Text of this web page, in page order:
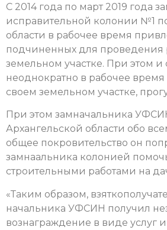
С 2014 года по март 2019 года
исправительной колонии №1
области в рабочее время
подчиненных для проведения
земельном участке. При этом
неоднократно в рабочее
своем земельном участке,
При этом замначальника
Архангельской области обо
общее покровительство он
замнаальника колонией
строительными работами на
«Таким образом,
начальника УФСИН получил
вознаграждение в виде услуг